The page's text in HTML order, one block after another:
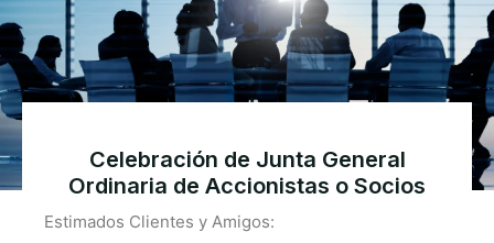
Celebración de Junta General
Ordinaria de Accionistas o Socios
Estimados Clientes y Amigos: